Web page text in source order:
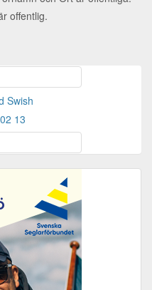
offentlig.
Swish
13